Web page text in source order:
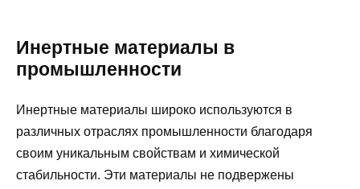
Инертные материалы в
промышленности
Инертные материалы широко используются в
различных отраслях промышленности благодаря
своим уникальным свойствам и химической
стабильности. Эти материалы не подвержены